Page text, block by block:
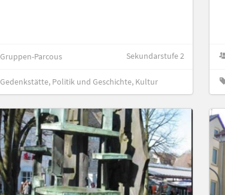
Gruppen-Parcous Sekundarstufe 2
Gedenkstätte, Politik und Geschichte, Kultur